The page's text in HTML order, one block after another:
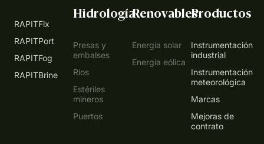
RAPITFix
RAPITPort
RAPITFog
RAPITBrine
Hidrología
Presas y
embalses
Ríos
Estériles
mineros
Puertos
Renovables
Energía solar
Energía eólica
Productos
Instrumentación
industrial
Instrumentación
meteorológica
Marcas
Mejoras de
contrato